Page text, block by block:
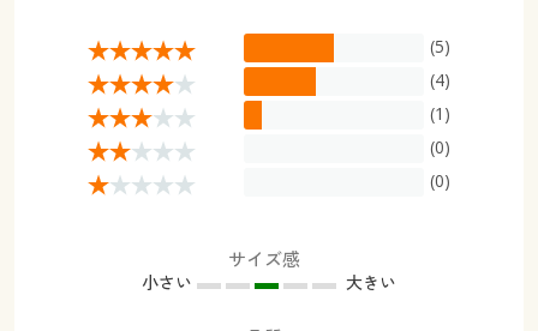
(5)
(4)
(1)
(0)
(0)
サイズ感
小さい 大きい